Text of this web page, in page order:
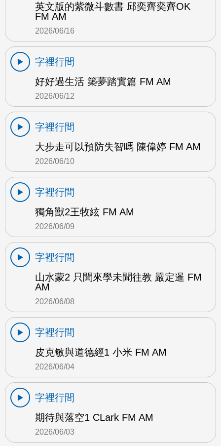
英文版的紫微斗數書 邱奕齊奕齊OK
FM AM
2026/06/16
字裡行間
好好過生活 築夢踏實篇 FM AM
2026/06/12
字裡行間
大步走可以預防失智嗎 陳偉婷 FM AM
2026/06/10
字裡行間
獨角獸2王牧絃 FM AM
2026/06/09
字裡行間
山水蒙2 只聞來學未聞往教 嚴定暹 FM
AM
2026/06/08
字裡行間
皮克敏與道德經1 小米 FM AM
2026/06/04
字裡行間
期待與落空1 CLark FM AM
2026/06/03